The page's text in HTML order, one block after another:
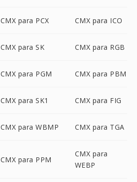
CMX para PCX CMX para ICO
CMX para SK CMX para RGB
CMX para PGM CMX para PBM
CMX para SK1 CMX para FIG
CMX para WBMP CMX para TGA
CMX para PPM
CMX para
WEBP